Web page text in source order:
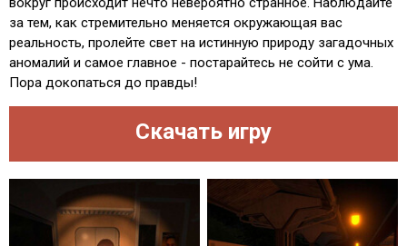
за тем, как стремительно меняется окружающая вас
реальность, пролейте свет на истинную природу загадочных
аномалий и самое главное - постарайтесь не сойти с ума.
Пора докопаться до правды!
Скачать игру